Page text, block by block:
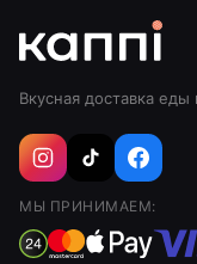
Вкусная доставка еды
МЫ ПРИНИМАЕМ: